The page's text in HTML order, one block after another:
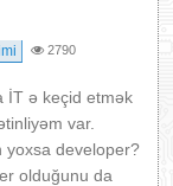
2790
İT ə keçid etmək
var.
yoxsa developer?
olduğunu da